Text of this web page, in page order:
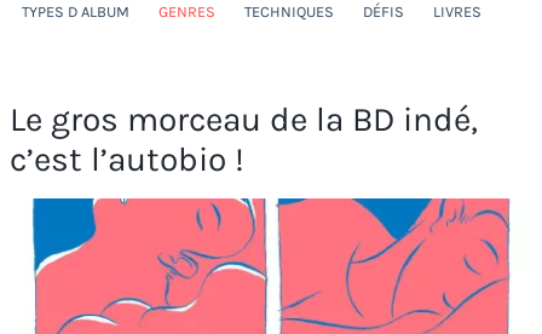
TYPES D ALBUM GENRES TECHNIQUES DÉFIS LIVRES
Le gros morceau de la BD indé,
c’est l’autobio !